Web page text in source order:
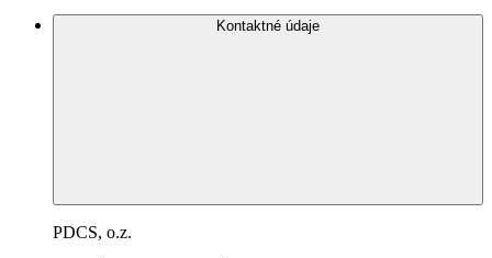
Kontaktné údaje
PDCS, o.z.